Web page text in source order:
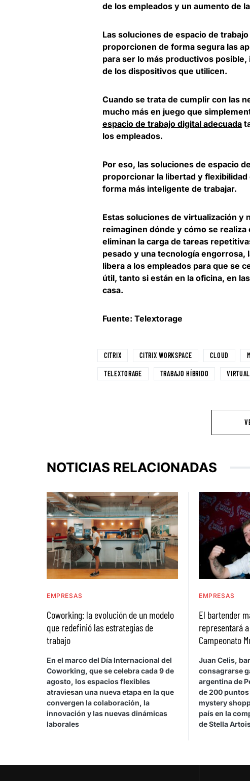
de los empleados y un aumento de
Las soluciones de espacio de
proporcionen de forma segura las
para ser lo más productivos
de los dispositivos que utilicen.
Cuando se trata de cumplir con las
mucho más en juego que
espacio de trabajo digital adecuada
los empleados.
Por eso, las soluciones de espacio
proporcionar la libertad y
forma más inteligente de trabajar.
Estas soluciones de virtualización y
reimaginen dónde y cómo se
eliminan la carga de tareas
pesado y una tecnología
libera a los empleados para que se
útil, tanto si están en la oficina, en
casa.
Fuente: Telextorage
CITRIX CITRIX WORKSPACE CLOUD
TELEXTORAGE TRABAJO HÍBRIDO
NOTICIAS RELACIONADAS
EMPRESAS
Coworking: la evolución de un modelo
que redefinió las estrategias de
trabajo
En el marco del Día Internacional del
Coworking, que se celebra cada 9 de
agosto, los espacios flexibles
atraviesan una nueva etapa en la que
convergen la colaboración, la
innovación y las nuevas dinámicas
laborales
EMPRESAS
El bartender
representará
Campeonato
Juan Celis,
consagrarse
argentina de
de 200
mystery
país en la
de Stella